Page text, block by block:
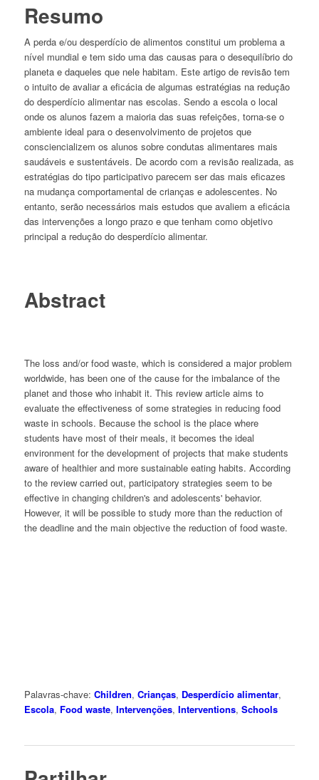
Resumo
A perda e/ou desperdício de alimentos constitui um problema a
nível mundial e tem sido uma das causas para o desequilíbrio do
planeta e daqueles que nele habitam. Este artigo de revisão tem
o intuito de avaliar a eficácia de algumas estratégias na redução
do desperdício alimentar nas escolas. Sendo a escola o local
onde os alunos fazem a maioria das suas refeições, torna-se o
ambiente ideal para o desenvolvimento de projetos que
consciencializem os alunos sobre condutas alimentares mais
saudáveis e sustentáveis. De acordo com a revisão realizada, as
estratégias do tipo participativo parecem ser das mais eficazes
na mudança comportamental de crianças e adolescentes. No
entanto, serão necessários mais estudos que avaliem a eficácia
das intervenções a longo prazo e que tenham como objetivo
principal a redução do desperdício alimentar.
Abstract
The loss and/or food waste, which is considered a major problem
worldwide, has been one of the cause for the imbalance of the
planet and those who inhabit it. This review article aims to
evaluate the effectiveness of some strategies in reducing food
waste in schools. Because the school is the place where
students have most of their meals, it becomes the ideal
environment for the development of projects that make students
aware of healthier and more sustainable eating habits. According
to the review carried out, participatory strategies seem to be
effective in changing children's and adolescents' behavior.
However, it will be possible to study more than the reduction of
the deadline and the main objective the reduction of food waste.
Palavras-chave: Children, Crianças, Desperdício alimentar,
Escola, Food waste, Intervenções, Interventions, Schools